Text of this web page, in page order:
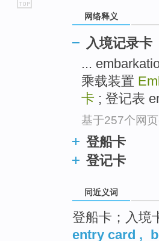
网络释义
入境记录卡
...
乘载装置
卡 ; 登记表
基于257个网页
登船卡
登记卡
同近义词
登船卡；入境
entry card ,